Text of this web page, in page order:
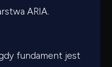
ARIA.
fundament jest